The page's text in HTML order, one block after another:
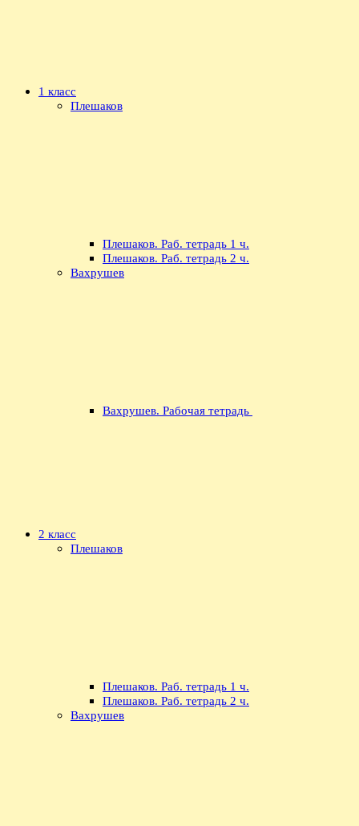
1 класс
Плешаков
Плешаков. Раб. тетрадь 1 ч.
Плешаков. Раб. тетрадь 2 ч.
Вахрушев
Вахрушев. Рабочая тетрадь
2 класс
Плешаков
Плешаков. Раб. тетрадь 1 ч.
Плешаков. Раб. тетрадь 2 ч.
Вахрушев